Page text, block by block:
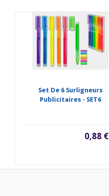
Set De 6 Surligneurs
Publicitaires - SET6
0,88 €